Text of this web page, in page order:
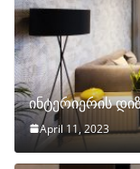
ინტერიერის
April 11, 2023